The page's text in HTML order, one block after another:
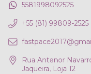
5581998092525
+55 (81) 99809-2525
Rua Antenor
Jaqueira, Loja 12